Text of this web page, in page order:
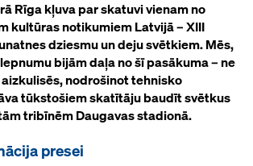
Rīga kļuva par skatuvi vienam no
kultūras notikumiem Latvijā – XIII
dziesmu un deju svētkiem. Mēs,
bijām daļa no šī pasākuma – ne
nodrošinot tehnisko
tūkstošiem skatītāju baudīt svētkus
tribīnēm Daugavas stadionā.
presei